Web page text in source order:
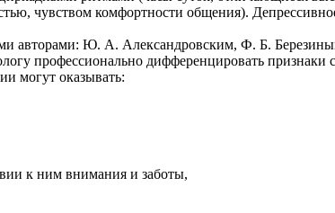
чувством комфортности общения).
авторами: Ю. А. Александровским, Ф. Б.
профессионально дифференцировать признаки
могут оказывать:
к ним внимания и заботы,